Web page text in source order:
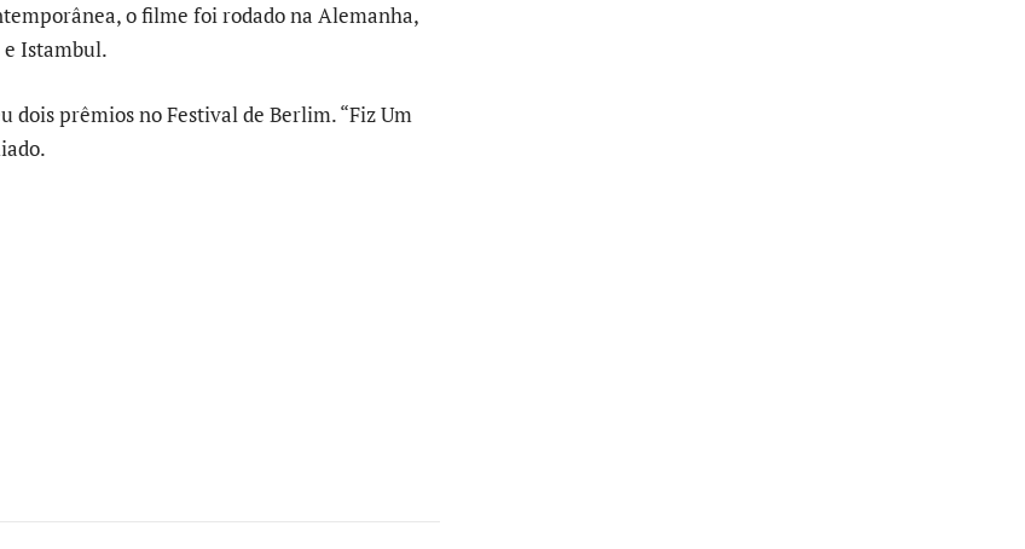
o filme foi rodado na Alemanha,
e Istambul.
dois prêmios no Festival de Berlim. “Fiz Um